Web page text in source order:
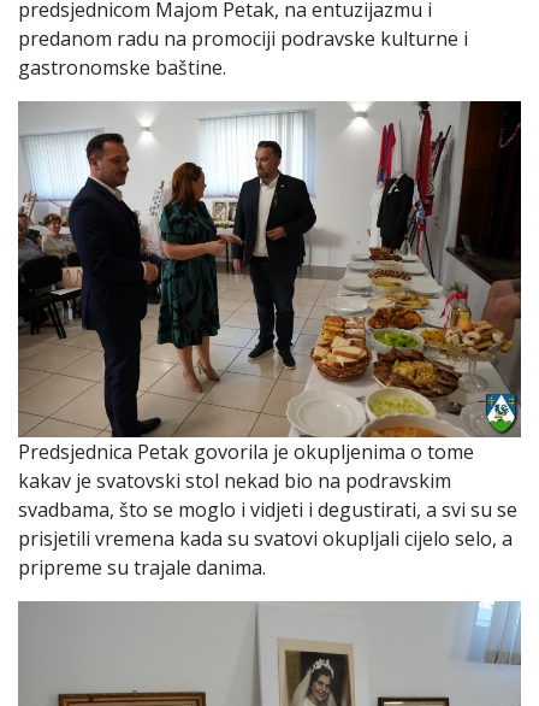
predsjednicom Majom Petak, na entuzijazmu i
predanom radu na promociji podravske kulturne i
gastronomske baštine.
Predsjednica Petak govorila je okupljenima o tome
kakav je svatovski stol nekad bio na podravskim
svadbama, što se moglo i vidjeti i degustirati, a svi su se
prisjetili vremena kada su svatovi okupljali cijelo selo, a
pripreme su trajale danima.